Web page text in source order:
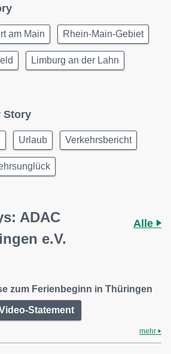
am Main Rhein-Main-Gebiet
Limburg an der Lahn
Story
Urlaub Verkehrsbericht
ADAC
e.V.
Alle
zum Ferienbeginn in Thüringen
Statement
mehr